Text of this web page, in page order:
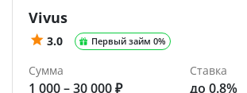
Vivus
3.0 Первый займ 0%
Сумма
1 000 – 30 000 ₽
Ставка
до 0.8%